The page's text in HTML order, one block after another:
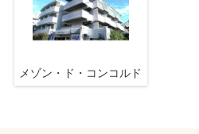
メゾン・ド・コンコルド